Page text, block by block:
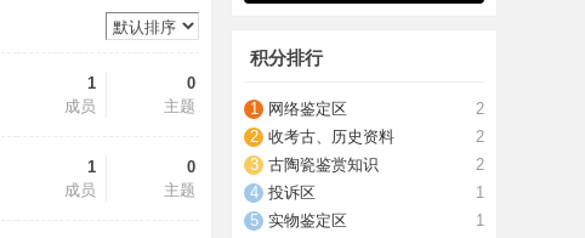
1
成员
0
主题
1
成员
0
主题
积分排行
2
网络鉴定区
2
收考古、历史资料
2
古陶瓷鉴赏知识
1
投诉区
1
实物鉴定区